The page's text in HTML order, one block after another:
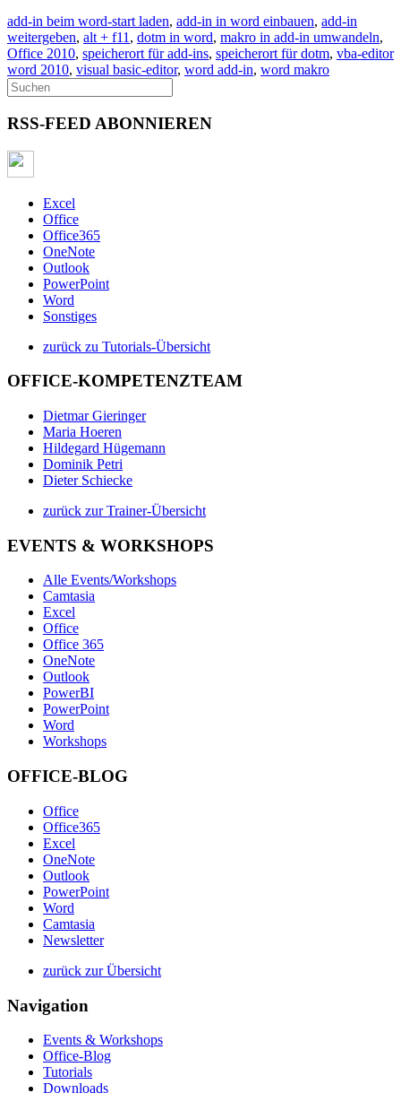
add-in beim word-start laden, add-in in word einbauen, add-in
weitergeben, alt + f11 , dotm in word, makro in add-in umwandeln,
Office 2010, speicherort für add-ins, speicherort für dotm, vba-editor
word 2010, visual basic-editor, word add-in, word makro
RSS-FEED ABONNIEREN
Excel
Office
Office365
OneNote
Outlook
PowerPoint
Word
Sonstiges
zurück zu Tutorials-Übersicht
OFFICE-KOMPETENZTEAM
Dietmar Gieringer
Maria Hoeren
Hildegard Hügemann
Dominik Petri
Dieter Schiecke
zurück zur Trainer-Übersicht
EVENTS & WORKSHOPS
Alle Events/Workshops
Camtasia
Excel
Office
Office 365
OneNote
Outlook
PowerBI
PowerPoint
Word
Workshops
OFFICE-BLOG
Office
Office365
Excel
OneNote
Outlook
PowerPoint
Word
Camtasia
Newsletter
zurück zur Übersicht
Navigation
Events & Workshops
Office-Blog
Tutorials
Downloads